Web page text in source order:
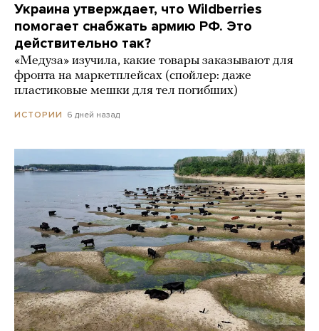
Украина утверждает, что Wildberries
помогает снабжать армию РФ. Это
действительно так?
«Медуза» изучила, какие товары заказывают для
фронта на маркетплейсах (спойлер: даже
пластиковые мешки для тел погибших)
ИСТОРИИ 6 дней назад